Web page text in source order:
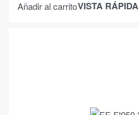
Añadir al carritoVISTA RÁPIDA